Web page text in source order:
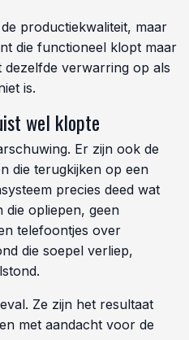
productiekwaliteit, maar
die functioneel klopt maar
verwarring op als
is.
wel klopte
Er zijn ook de
die terugkijken op een
precies deed wat
die opliepen, geen
telefoontjes over
die soepel verliep,
Ze zijn het resultaat
met aandacht voor de